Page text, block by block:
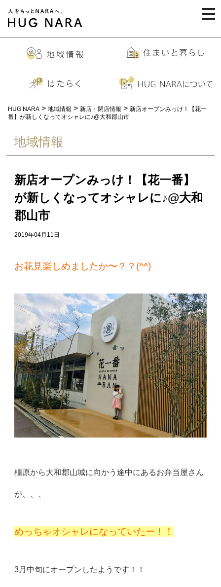
HUG NARA > 地域情報 > 新店・閉店情報 > 新店オープンみっけ！【花一
番】が新しくなってオシャレに♪@大和郡山市
地域情報
新店オープンみっけ！【花一番】
が新しくなってオシャレに♪@大和
郡山市
2019年04月11日
お花見楽しめましたか〜？？(^^)
橿原から大和郡山城に向かう途中にあるお弁当屋さん
が、、、
めっちゃオシャレになっていたー！！
3月中旬にオープンしたようです！！